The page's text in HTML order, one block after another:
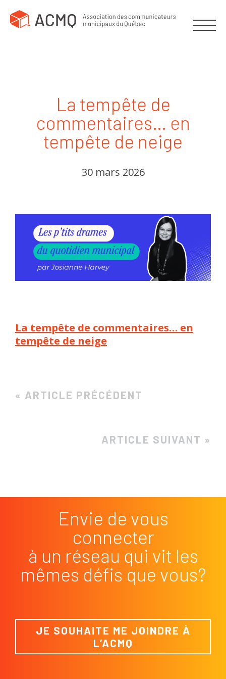
La tempête de
commentaires… en
tempête de neige
30 mars 2026
La tempête de commentaires… en
tempête de neige
« ARTICLE PRÉCÉDENT
ARTICLE SUIVANT »
Envie de vous
connecter
à un réseau qui vit les
mêmes défis que vous?
JE SOUHAITE ME JOINDRE À
L’ACMQ